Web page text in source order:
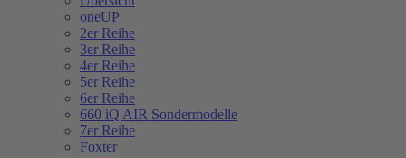
oneUP
2er Reihe
3er Reihe
4er Reihe
5er Reihe
6er Reihe
660 iQ AIR Sondermodelle
7er Reihe
Foxter